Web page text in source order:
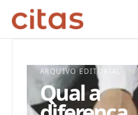
ARQUIVO EDITORIAL
Qual a